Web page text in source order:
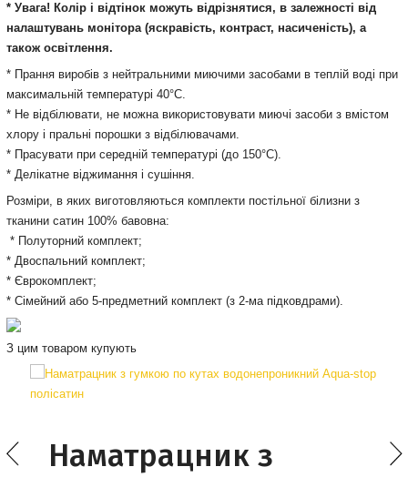
* Увага! Колір і відтінок можуть відрізнятися, в залежності від
налаштувань монітора (яскравість, контраст, насиченість), а
також освітлення.
* Прання виробів з нейтральними миючими засобами в теплій воді при
максимальній температурі 40°С.
* Не відбілювати, не можна використовувати миючі засоби з вмістом
хлору і пральні порошки з відбілювачами.
* Прасувати при середній температурі (до 150°С).
* Делікатне віджимання і сушіння.
Розміри, в яких виготовляються комплекти постільної білизни з
тканини сатин 100% бавовна:
* Полуторний комплект;
* Двоспальний комплект;
* Єврокомплект;
* Сімейний або 5-предметний комплект (з 2-ма підковдрами).
З цим товаром купують
Наматрацник з